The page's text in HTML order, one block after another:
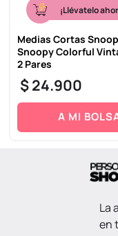
¡Llévatelo
Medias Cortas
Snoopy Colorful
2 Pares
$24.900
A MI
La
en